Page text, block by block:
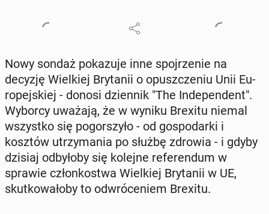
Nowy sondaż po­ka­zu­je inne spoj­rze­nie na
decyzję Wiel­kiej Bry­ta­nii o opusz­cze­niu Unii Eu­
ro­pej­skiej - donosi dzien­nik "The In­de­pen­dent".
Wyborcy uważają, że w wyniku Brexitu niemal
wszyst­ko się po­gor­szy­ło - od go­spo­dar­ki i
kosztów utrzy­ma­nia po służbę zdrowia - i gdyby
dzisiaj od­by­ło­by się kolejne re­fe­ren­dum w
sprawie człon­ko­stwa Wiel­kiej Bry­ta­nii w UE,
skut­ko­wa­ło­by to od­wró­ce­niem Brexitu.